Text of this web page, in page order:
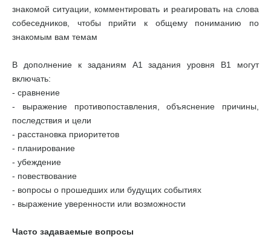
знакомой ситуации, комментировать и реагировать на слова
собеседников, чтобы прийти к общему пониманию по
знакомым вам темам
В дополнение к заданиям А1 задания уровня В1 могут
включать:
- сравнение
- выражение противопоставления, объяснение причины,
последствия и цели
- расстановка приоритетов
- планирование
- убеждение
- повествование
- вопросы о прошедших или будущих событиях
- выражение уверенности или возможности
Часто задаваемые вопросы